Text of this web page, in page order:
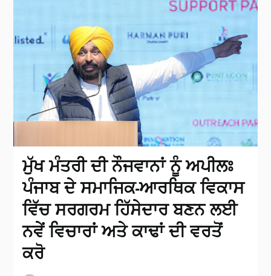
ਮੁੱਖ ਮੰਤਰੀ ਦੀ ਨੌਜਵਾਨਾਂ ਨੂੰ ਅਪੀਲਃ
ਪੰਜਾਬ ਦੇ ਸਮਾਜਿਕ-ਆਰਥਿਕ ਵਿਕਾਸ
ਵਿੱਚ ਸਰਗਰਮ ਹਿੱਸੇਦਾਰ ਬਣਨ ਲਈ
ਨਵੇਂ ਵਿਚਾਰਾਂ ਅਤੇ ਕਾਢਾਂ ਦੀ ਵਰਤੋਂ
ਕਰੋ